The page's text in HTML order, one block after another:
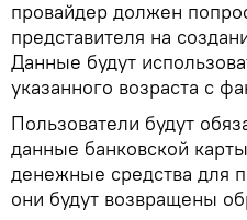
провайдер должен
представителя на
Данные будут
указанного возраста с
Пользователи будут
данные банковской
денежные средства для
они будут возвращены